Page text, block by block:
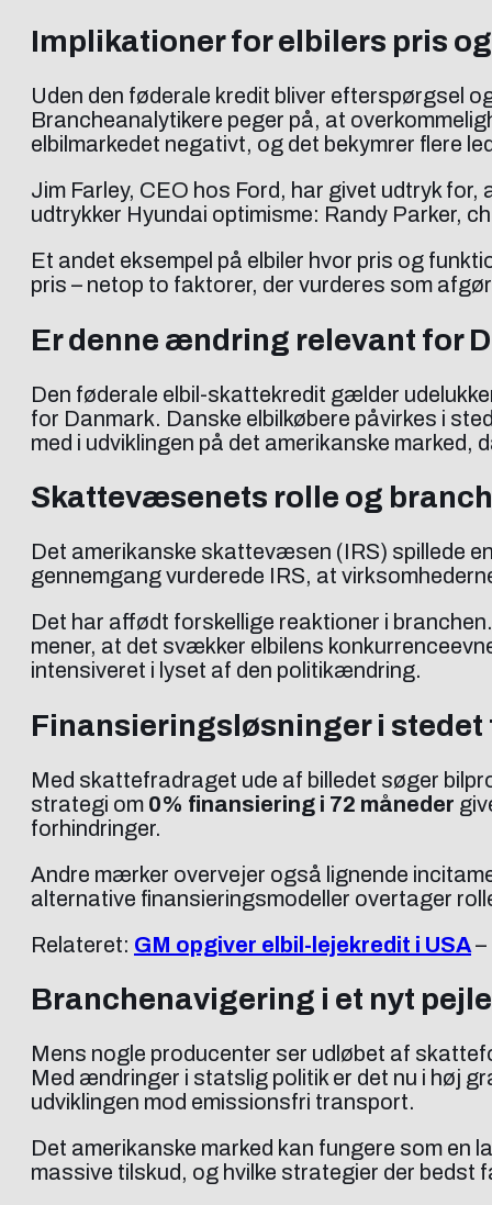
Implikationer for elbilers pris
Uden den føderale kredit bliver efterspørgsel
Brancheanalytikere peger på, at
elbilmarkedet negativt, og det bekymrer flere
Jim Farley, CEO hos Ford, har givet udtryk for,
udtrykker Hyundai optimisme: Randy Parker,
Et andet eksempel på elbiler hvor pris og
pris – netop to faktorer, der vurderes som
Er denne ændring relevant for
Den føderale elbil-skattekredit gælder
for Danmark. Danske elbilkøbere påvirkes i
med i udviklingen på det amerikanske
Skattevæsenets rolle og
Det amerikanske skattevæsen (IRS) spillede
gennemgang vurderede IRS, at
Det har affødt forskellige reaktioner i
mener, at det svækker elbilens
intensiveret i lyset af den politikændring.
Finansieringsløsninger i
Med skattefradraget ude af billedet søger
strategi om 0% finansiering i 72 måneder
forhindringer.
Andre mærker overvejer også lignende
alternative finansieringsmodeller overtager
Relateret: GM opgiver elbil-lejekredit i USA–
Branchenavigering i et nyt
Mens nogle producenter ser udløbet af
Med ændringer i statslig politik er det nu i høj
udviklingen mod emissionsfri transport.
Det amerikanske marked kan fungere som
massive tilskud, og hvilke strategier der